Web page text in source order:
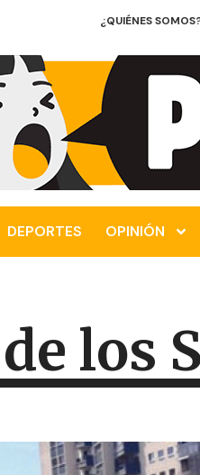
¿QUIÉNES
DEPORTES OPINIÓN
los